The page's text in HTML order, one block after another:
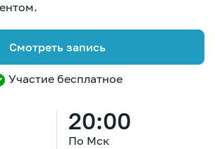
20:00
По Мск
Смотреть запись
Участие бесплатное